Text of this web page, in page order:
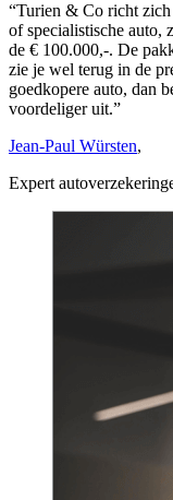
“Turien & Co richt
of specialistische auto,
de € 100.000,-. De
zie je wel terug in de
goedkopere auto, dan
voordeliger uit.”
Jean-Paul Würsten,
Expert